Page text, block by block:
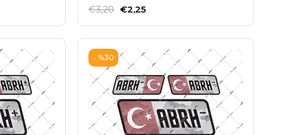
€2,25
€3,20
%30